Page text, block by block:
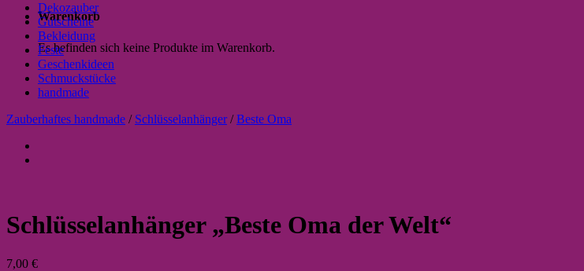
Warenkorb
Es befinden sich keine Produkte im Warenkorb.
Dekozauber
Gutscheine
Bekleidung
Feste
Geschenkideen
Schmuckstücke
handmade
Zauberhaftes handmade / Schlüsselanhänger / Beste Oma
Schlüsselanhänger „Beste Oma der Welt“
7,00 €